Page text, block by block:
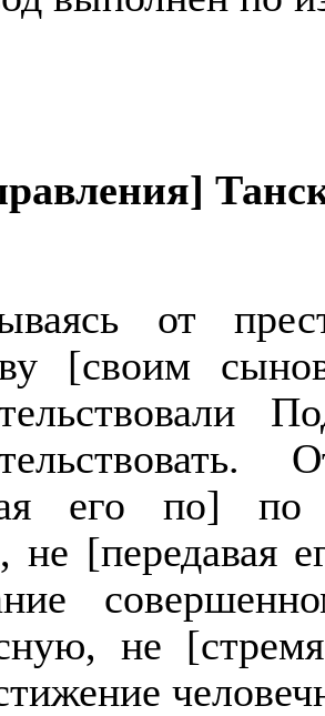
от
[своим
его по] по
не [передавая
не